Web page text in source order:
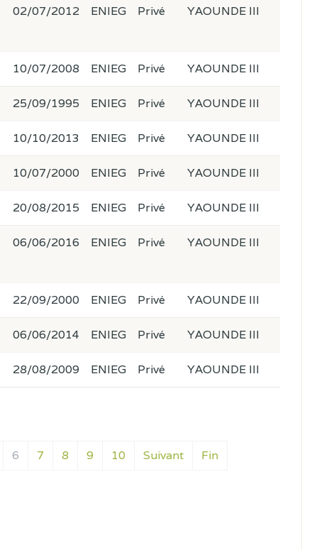
6 7 8 9 10 Suivant Fin
02/07/2012 ENIEG Privé YAOUNDE III
10/07/2008 ENIEG Privé YAOUNDE III
25/09/1995 ENIEG Privé YAOUNDE III
10/10/2013 ENIEG Privé YAOUNDE III
10/07/2000 ENIEG Privé YAOUNDE III
20/08/2015 ENIEG Privé YAOUNDE III
06/06/2016 ENIEG Privé YAOUNDE III
22/09/2000 ENIEG Privé YAOUNDE III
06/06/2014 ENIEG Privé YAOUNDE III
28/08/2009 ENIEG Privé YAOUNDE III